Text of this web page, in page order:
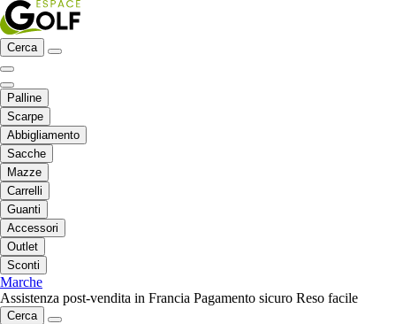
Cerca
Palline
Scarpe
Abbigliamento
Sacche
Mazze
Carrelli
Guanti
Accessori
Outlet
Sconti
Marche
Assistenza post-vendita in Francia Pagamento sicuro Reso facile
Cerca